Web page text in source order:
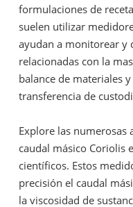
formulaciones de
suelen utilizar
ayudan a monitorear y
relacionadas con la
balance de materiales
transferencia de
Explore las numerosas
caudal másico Coriolis
científicos. Estos
precisión el caudal
la viscosidad de